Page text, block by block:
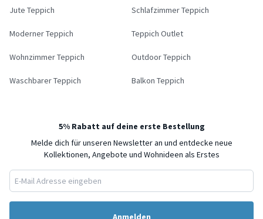
Jute Teppich Schlafzimmer Teppich
Moderner Teppich Teppich Outlet
Wohnzimmer Teppich Outdoor Teppich
Waschbarer Teppich Balkon Teppich
5% Rabatt auf deine erste Bestellung
Melde dich für unseren Newsletter an und entdecke neue
Kollektionen, Angebote und Wohnideen als Erstes
Anmelden